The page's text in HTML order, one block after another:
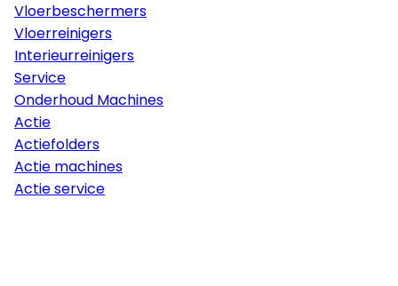
Vloerbeschermers
Vloerreinigers
Interieurreinigers
Service
Onderhoud Machines
Actie
Actiefolders
Actie machines
Actie service